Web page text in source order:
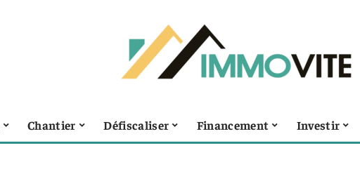
Chantier Défiscaliser Financement Investir